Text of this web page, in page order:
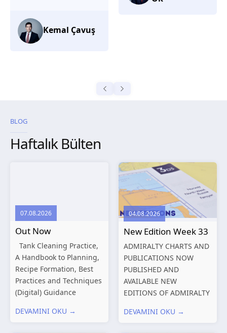
BLOG
Haftalık Bülten
07.08.2026
Out Now
Tank Cleaning Practice,
A Handbook to Planning,
Recipe Formation, Best
Practices and Techniques
(Digital) Guidance
Structures – Consolidated
DEVAMINI OKU →
04.08.2026
New Edition Week 33
ADMIRALTY CHARTS AND
PUBLICATIONS NOW
PUBLISHED AND
AVAILABLE NEW
EDITIONS OF ADMIRALTY
PUBLICATIONS New
DEVAMINI OKU →